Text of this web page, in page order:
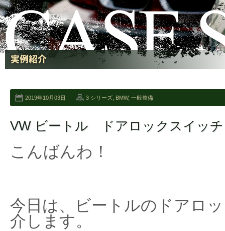
2019年10月03日 3 シリーズ BMW, 一般整備
VW ビートル ドアロックスイッ
こんばんわ！
今日は、ビートルのドアロ
介します。